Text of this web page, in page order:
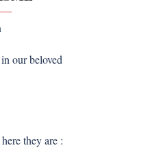
our beloved
they are :